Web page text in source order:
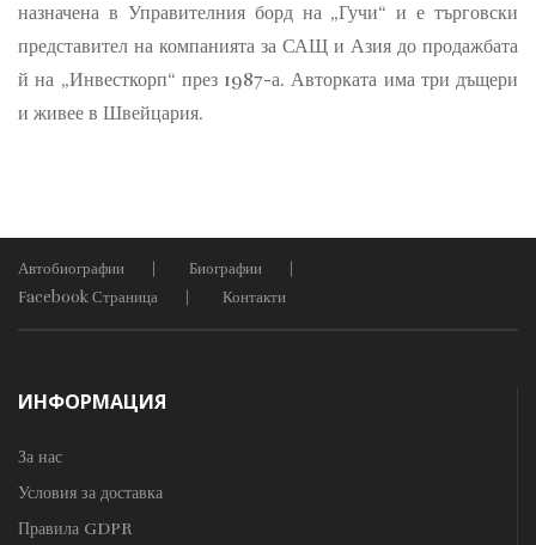
назначена в Управителния борд на „Гучи“ и е търговски
представител на компанията за САЩ и Азия до продажбата
й на „Инвесткорп“ през 1987-а. Авторката има три дъщери
и живее в Швейцария.
Автобиографии
Биографии
Facebook Страница
Контакти
ИНФОРМАЦИЯ
За нас
Условия за доставка
Правила GDPR